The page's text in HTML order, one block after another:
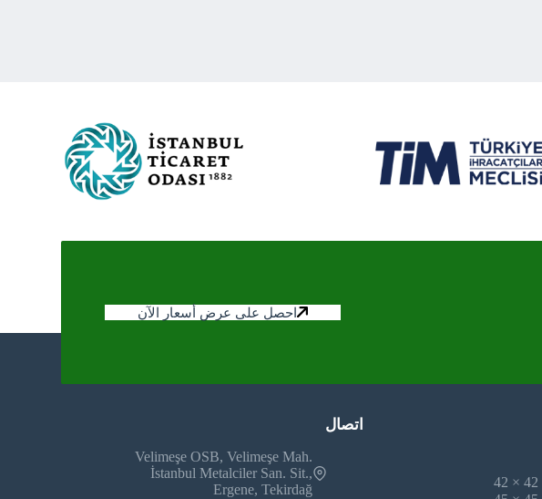
احصل على عرض أسعار الآن
اتصال
Velimeşe OSB, Velimeşe Mah.
İstanbul Metalciler San. Sit.,
Ergene, Tekirdağ